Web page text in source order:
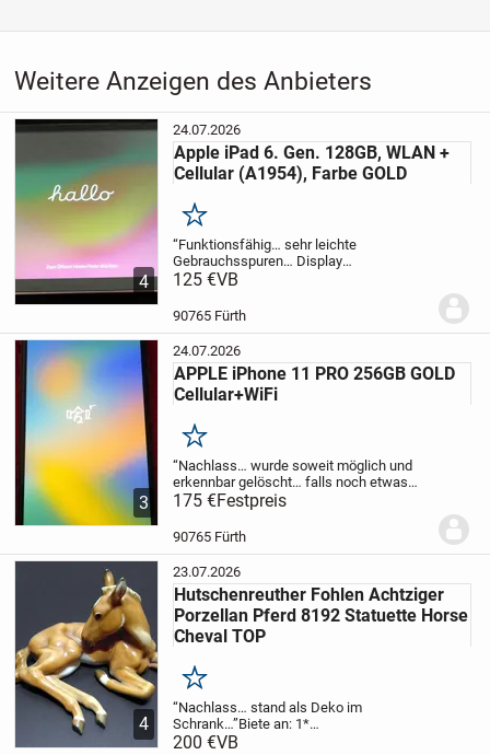
Weitere Anzeigen des Anbieters
4
24.07.2026
Apple iPad 6. Gen. 128GB, WLAN +
Cellular (A1954), Farbe GOLD
Merken
“Funktionsfähig… sehr leichte
Gebrauchsspuren… Display
unbeschädigt!”
inkl. Ladenetzteil
125 €VB
90765 Fürth
3
24.07.2026
APPLE iPhone 11 PRO 256GB GOLD
Cellular+WiFi
Merken
“Nachlass… wurde soweit möglich und
erkennbar gelöscht… falls noch etwas
erforderlich ist - unbekannt!”
APPLE iPhone 11 Pro gold 256GB, inkl.
Ladekabel, inkl. Ladenetzteil,
175 €Festpreis
90765 Fürth
4
23.07.2026
Hutschenreuther Fohlen Achtziger
Porzellan Pferd 8192 Statuette Horse
Cheval TOP
Merken
“Nachlass… stand als Deko im
Schrank…”Biete an:1*
HUTSCHENREUTHER Porzellanfigur,
200 €VB